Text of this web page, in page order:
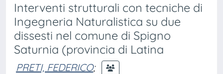
Interventi strutturali con tecniche di
Ingegneria Naturalistica su due
dissesti nel comune di Spigno
Saturnia (provincia di Latina
PRETI, FEDERICO;